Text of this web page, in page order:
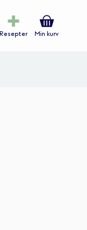
Resepter Min kurv